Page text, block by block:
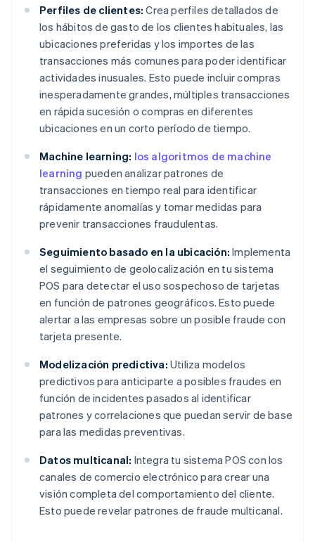
Perfiles de clientes: Crea perfiles detallados de
los hábitos de gasto de los clientes habituales, las
ubicaciones preferidas y los importes de las
transacciones más comunes para poder identificar
actividades inusuales. Esto puede incluir compras
inesperadamente grandes, múltiples transacciones
en rápida sucesión o compras en diferentes
ubicaciones en un corto período de tiempo.
Machine learning: los algoritmos de machine
learning pueden analizar patrones de
transacciones en tiempo real para identificar
rápidamente anomalías y tomar medidas para
prevenir transacciones fraudulentas.
Seguimiento basado en la ubicación: Implementa
el seguimiento de geolocalización en tu sistema
POS para detectar el uso sospechoso de tarjetas
en función de patrones geográficos. Esto puede
alertar a las empresas sobre un posible fraude con
tarjeta presente.
Modelización predictiva: Utiliza modelos
predictivos para anticiparte a posibles fraudes en
función de incidentes pasados al identificar
patrones y correlaciones que puedan servir de base
para las medidas preventivas.
Datos multicanal: Integra tu sistema POS con los
canales de comercio electrónico para crear una
visión completa del comportamiento del cliente.
Esto puede revelar patrones de fraude multicanal.